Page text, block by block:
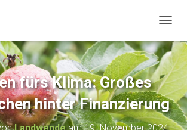
A
V
I
G
A
T
I
O
fürs Klima: Großes
hinter Finanzierung